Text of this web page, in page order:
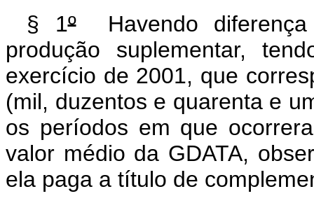
§ 1ºHavendo diferença
produção suplementar,
exercício de 2001, que
(mil, duzentos e quarenta e
os períodos em que
valor médio da GDATA,
ela paga a título de